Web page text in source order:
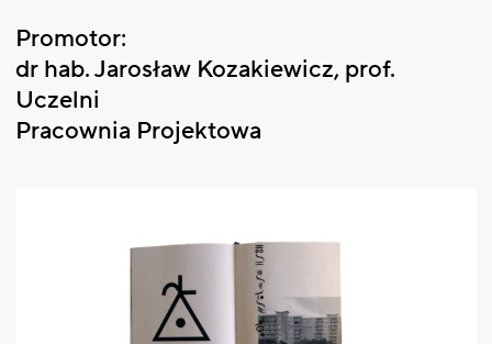
Promotor:
dr hab. Jarosław Kozakiewicz, prof.
Uczelni
Pracownia Projektowa